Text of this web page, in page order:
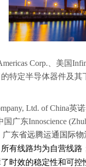
Corp.、美国
定半导体器件及其下
Ltd. of China
广东Innoscience
广东省远腾运通国际
有线路均为自营线
时效的稳定性和可控